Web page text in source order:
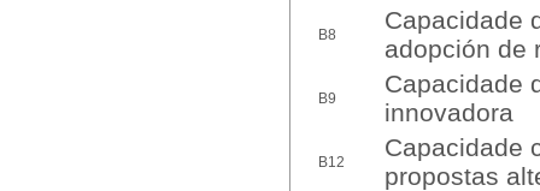
B8
Capacidade
adopción de
B9
Capacidade
innovadora
B12
Capacidade
propostas